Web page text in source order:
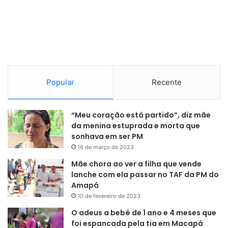
Popular Recente
“Meu coração está partido”, diz mãe
da menina estuprada e morta que
sonhava em ser PM
16 de março de 2023
Mãe chora ao ver a filha que vende
lanche com ela passar no TAF da PM do
Amapá
10 de fevereiro de 2023
O adeus a bebê de 1 ano e 4 meses que
foi espancada pela tia em Macapá